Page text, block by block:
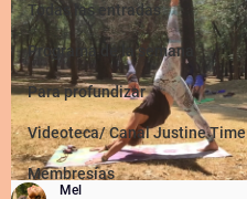
Todas las entradas
Programa de la semana
Para profundizar
Videoteca/ Canal Justine Time
Membresías
Mel